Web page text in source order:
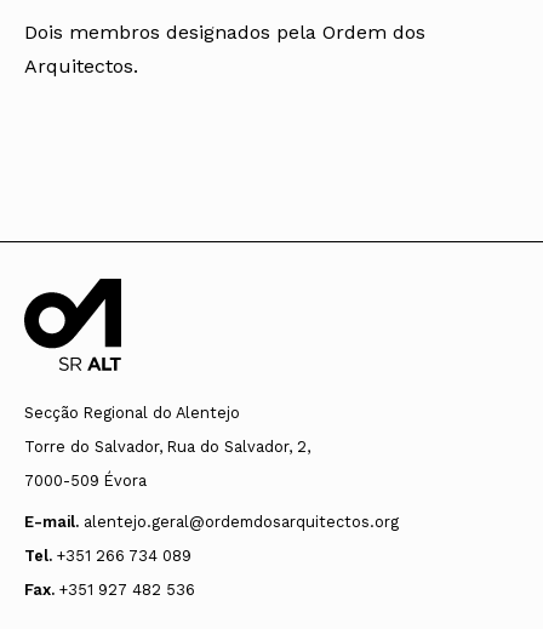
Dois membros designados pela Ordem dos
Arquitectos.
Secção Regional do Alentejo
Torre do Salvador, Rua do Salvador, 2,
7000-509 Évora
E-mail. alentejo.geral@ordemdosarquitectos.org
Tel. +351 266 734 089
Fax. +351 927 482 536